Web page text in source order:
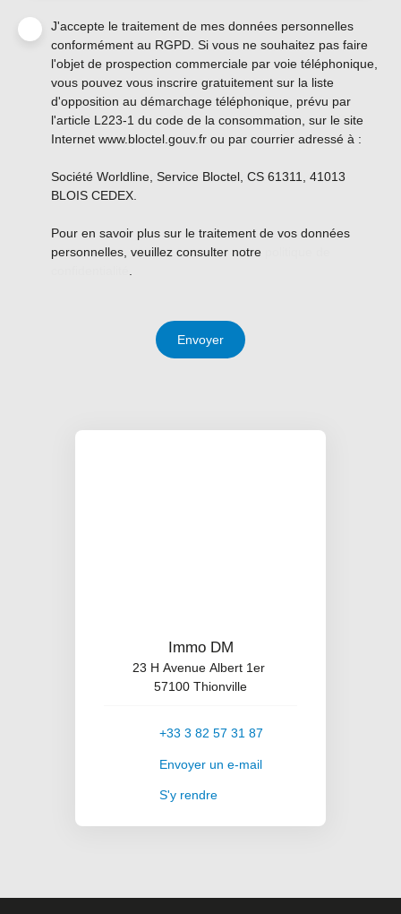
J'accepte le traitement de mes données personnelles
conformément au RGPD. Si vous ne souhaitez pas faire
l'objet de prospection commerciale par voie téléphonique,
vous pouvez vous inscrire gratuitement sur la liste
d'opposition au démarchage téléphonique, prévu par
l'article L223-1 du code de la consommation, sur le site
Internet www.bloctel.gouv.fr ou par courrier adressé à :
Société Worldline, Service Bloctel, CS 61311, 41013
BLOIS CEDEX.
Pour en savoir plus sur le traitement de vos données
personnelles, veuillez consulter notre
Envoyer
Immo DM
23 H Avenue Albert 1er
57100 Thionville
+33 3 82 57 31 87
Envoyer un e-mail
S'y rendre